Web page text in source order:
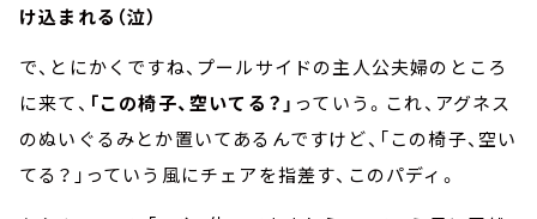
け込まれる（泣）
で、とにかくですね、プールサイドの主人公夫婦のところ
に来て、 「この椅子、空いてる？」 っていう。これ、アグネス
のぬいぐるみとか置いてあるんですけど、「この椅子、空い
てる？」っていう風にチェアを指差す、このパディ。